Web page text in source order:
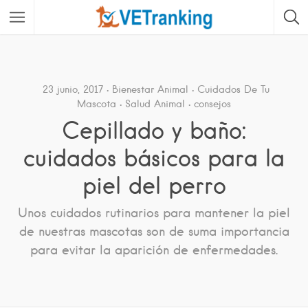
23 junio, 2017 Bienestar Animal
Cuidados De Tu
Mascota
Salud Animal consejos
Cepillado y baño:
cuidados básicos para la
piel del perro
Unos cuidados rutinarios para mantener la piel
de nuestras mascotas son de suma importancia
para evitar la aparición de enfermedades.